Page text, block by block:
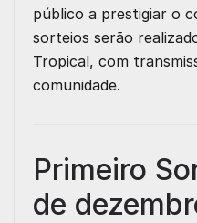
público a prestigiar o
sorteios serão
Tropical, com
comunidade.
Primeiro
de